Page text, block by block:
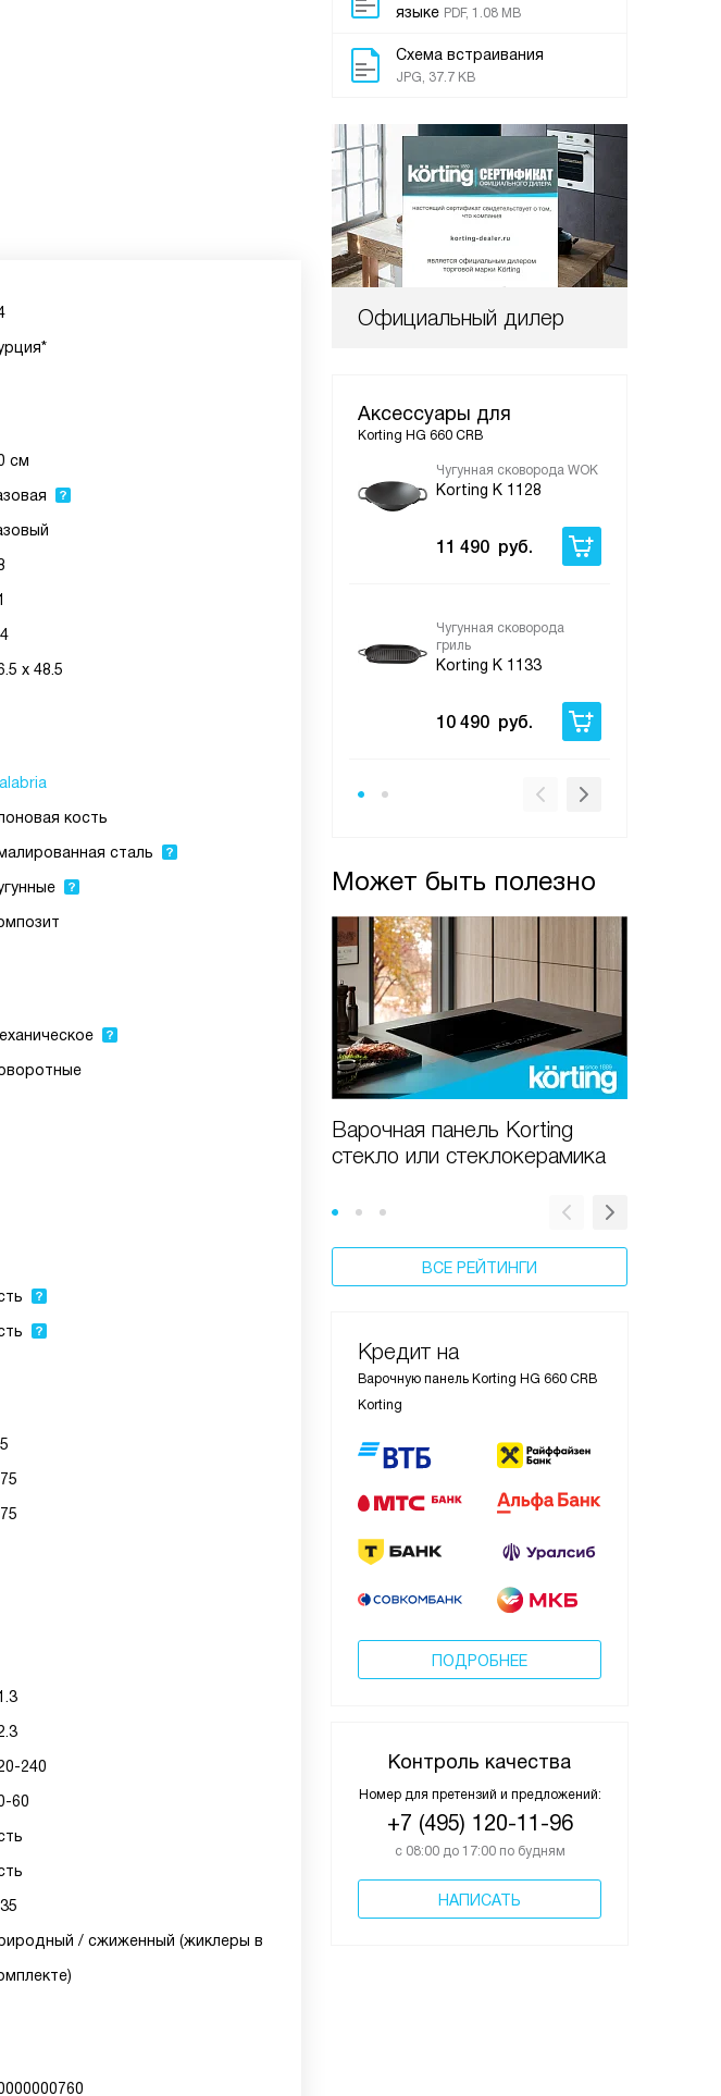
языке PDF, 1.08 MB
Схема встраивания
JPG, 37.7 KB
Официальный дилер
Аксессуары для
Korting HG 660 CRB
Чугунная сковорода WOK
Korting K 1128
11 490 руб.
Чугунная сковорода
гриль
Korting K 1133
10 490 руб.
Может быть полезно
Варочная панель Korting
стекло или стеклокерамика
ВСЕ РЕЙТИНГИ
Кредит на
Варочную панель Korting HG 660 CRB
Korting
ПОДРОБНЕЕ
Контроль качества
Номер для претензий и предложений:
+7 (495) 120-11-96
с 08:00 до 17:00 по будням
НАПИСАТЬ
см
х 48.5
кость
сталь
240
60
/ сжиженный (жиклеры в